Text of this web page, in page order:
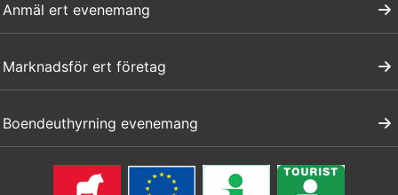
Anmäl ert evenemang
Marknadsför ert företag
Boendeuthyrning evenemang